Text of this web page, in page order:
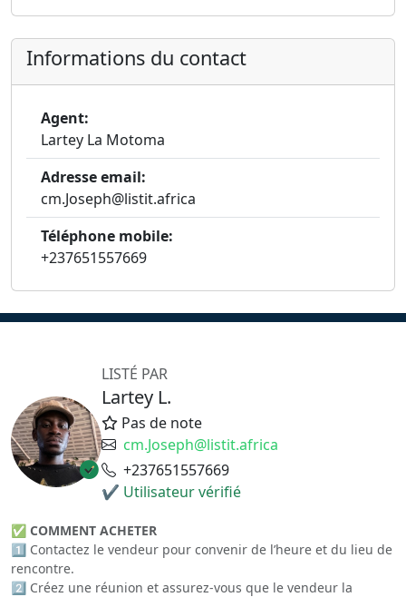
Informations du contact
Agent:
Lartey La Motoma
Adresse email:
cm.Joseph@listit.africa
Téléphone mobile:
+237651557669
LISTÉ PAR
Lartey L.
Pas de note
cm.Joseph@listit.africa
+237651557669
✔ Utilisateur vérifié
✅ COMMENT ACHETER
1️⃣ Contactez le vendeur pour convenir de l’heure et du lieu de
rencontre.
2️⃣ Créez une réunion et assurez-vous que le vendeur la